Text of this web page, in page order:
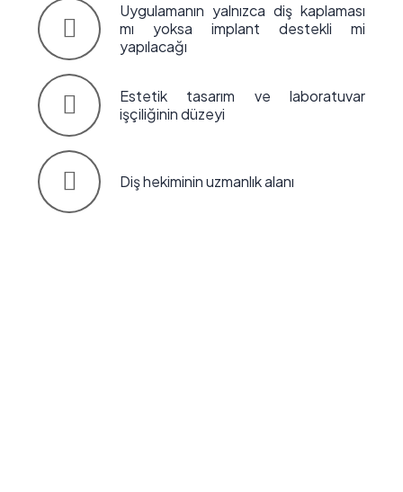
Uygulamanın yalnızca diş kaplaması
mı yoksa implant destekli mi
yapılacağı
Estetik tasarım ve laboratuvar
işçiliğinin düzeyi
Diş hekiminin uzmanlık alanı